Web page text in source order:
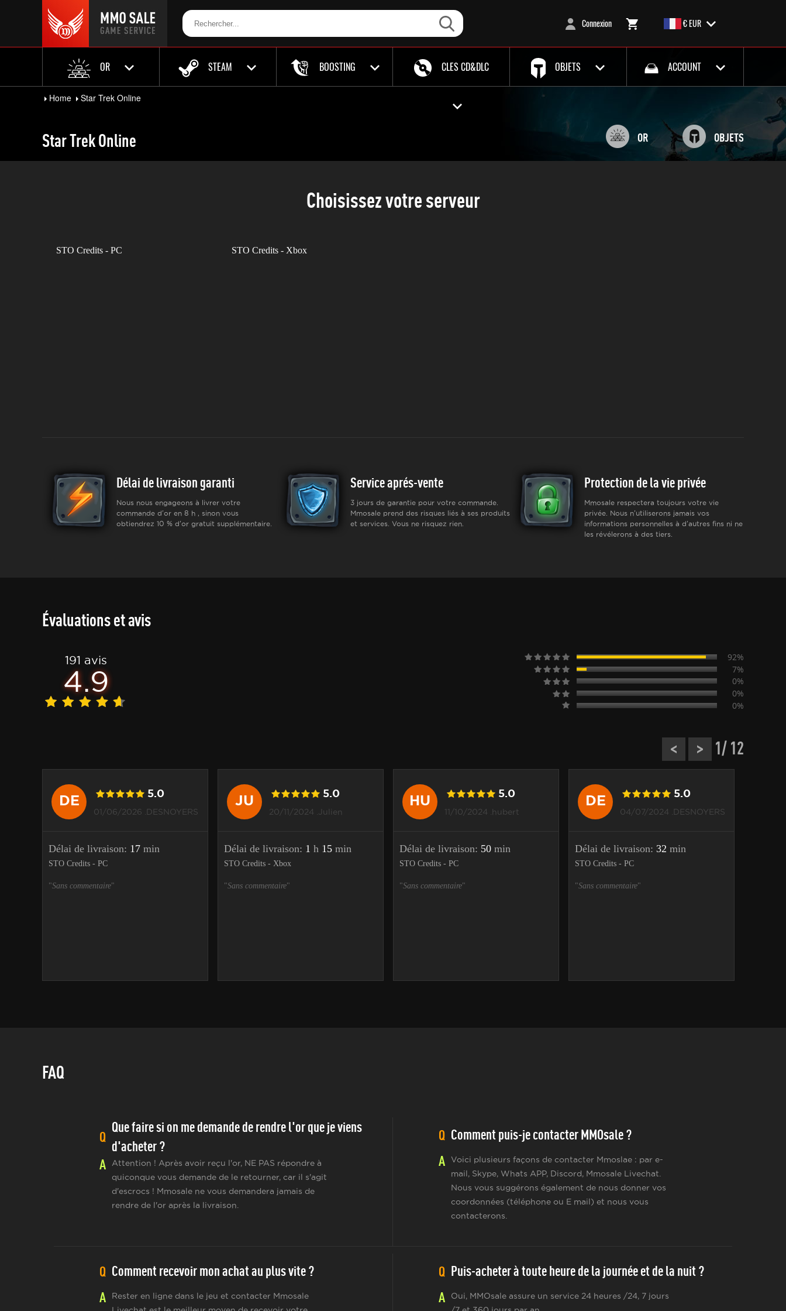
Connexion € EUR
OR STEAM BOOSTING CLES CD&DLC OBJETS ACCOUNT
Home Star Trek Online
Star Trek Online OR OBJETS
Choisissez votre serveur
STO Credits - PC STO Credits - Xbox
Délai de livraison garanti
Nous nous engageons à livrer votre
commande d'or en 8 h , sinon vous
obtiendrez 10 % d'or gratuit supplémentaire.
Service aprés-vente
3 jours de garantie pour votre commande.
Mmosale prend des risques liés à ses produits
et services. Vous ne risquez rien.
Protection de la vie privée
Mmosale respectera toujours votre vie
privée. Nous n'utiliserons jamais vos
informations personnelles à d'autres fins ni ne
les révélerons à des tiers.
Évaluations et avis
191 avis
4.9
92%
7%
0%
0%
0%
< > 1/ 12
DE 5.0
01/06/2026 .DESNOYERS
Délai de livraison: 17 min
STO Credits - PC
"Sans commentaire"
JU 5.0
20/11/2024 .Julien
Délai de livraison: 1 h 15 min
STO Credits - Xbox
"Sans commentaire"
HU 5.0
11/10/2024 .hubert
Délai de livraison: 50 min
STO Credits - PC
"Sans commentaire"
DE 5.0
04/07/2024 .DESNOYERS
Délai de livraison: 32 min
STO Credits - PC
"Sans commentaire"
FAQ
Q
Que faire si on me demande de rendre l'or que je viens
d'acheter ?
A
Attention ! Après avoir reçu l'or, NE PAS répondre à
quiconque vous demande de le retourner, car il s'agit
d'escrocs ! Mmosale ne vous demandera jamais de
rendre de l'or après la livraison.
Q Comment puis-je contacter MMOsale ?
A
Voici plusieurs façons de contacter Mmoslae : par e-
mail, Skype, Whats APP, Discord, Mmosale Livechat.
Nous vous suggérons également de nous donner vos
coordonnées (téléphone ou E mail) et nous vous
contacterons.
Q Comment recevoir mon achat au plus vite ?
A
Rester en ligne dans le jeu et contacter Mmosale
Q Puis-acheter à toute heure de la journée et de la nuit ?
A
Oui, MMOsale assure un service 24 heures /24, 7 jours